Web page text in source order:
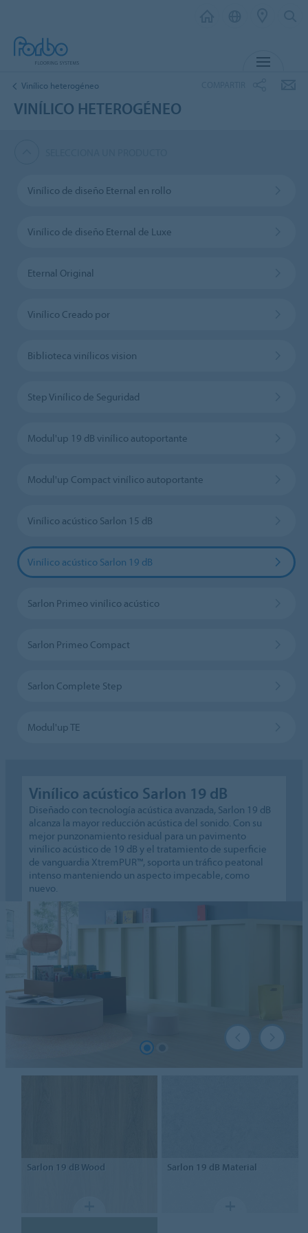
Vinílico heterogéneo
VINÍLICO HETEROGÉNEO
Vinílico de diseño Eternal en rollo
Vinílico de diseño Eternal de Luxe
Eternal Original
Vinílico Creado por
Biblioteca vinílicos vision
Step Vinílico de Seguridad
Modul'up 19 dB vinílico autoportante
Modul'up Compact vinílico autoportante
Vinílico acústico Sarlon 15 dB
Vinílico acústico Sarlon 19 dB
Sarlon Primeo vinílico acústico
Sarlon Primeo Compact
Sarlon Complete Step
Modul'up TE
Vinílico acústico Sarlon 19 dB
Diseñado con tecnología acústica avanzada, Sarlon 19 dB
alcanza la mayor reducción acústica del sonido. Con su
mejor punzonamiento residual para un pavimento
vinílico acústico de 19 dB y el tratamiento de superficie
de vanguardia XtremPUR™, soporta un tráfico peatonal
intenso manteniendo un aspecto impecable, como
nuevo.
Sarlon 19 dB Wood Sarlon 19 dB Material